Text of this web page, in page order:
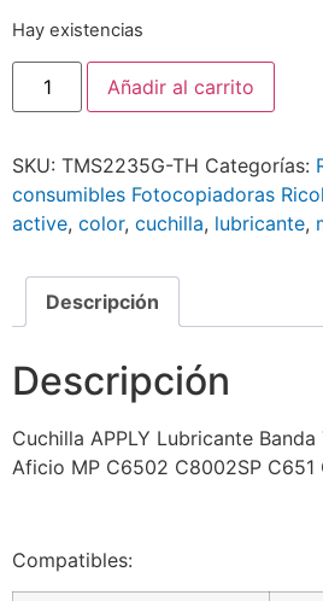
Hay existencias
Añadir al carrito
SKU: TMS2235G-TH Categorías:
consumibles Fotocopiadoras
active, color, cuchilla, lubricante,
Descripción
Descripción
Cuchilla APPLY Lubricante
Aficio MP C6502 C8002SP C651
Compatibles: